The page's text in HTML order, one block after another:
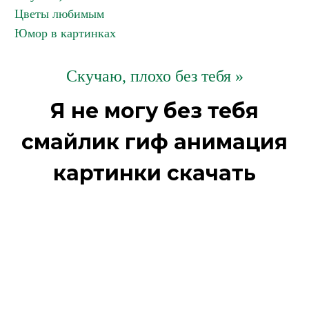
Цветы любимым
Юмор в картинках
Скучаю, плохо без тебя »
Я не могу без тебя
смайлик гиф анимация
картинки скачать